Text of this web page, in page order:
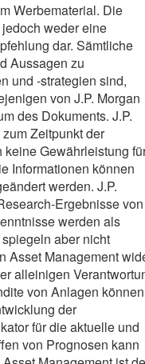
Werbematerial. Die
weder eine
dar. Sämtliche
Aussagen zu
und -strategien sind,
von J.P. Morgan
des Dokuments. J.P.
Zeitpunkt der
Gewährleistung
Informationen können
werden. J.P.
Ergebnisse von
werden als
aber nicht
Asset Management
alleinigen
von Anlagen können
der
für die aktuelle und
von Prognosen kann